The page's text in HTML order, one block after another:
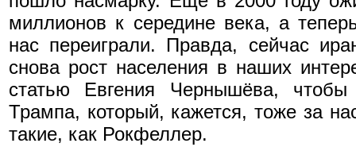
миллионов к середине века, а
нас переиграли. Правда, сейчас
снова рост населения в наших
статью Евгения Чернышёва,
Трампа, который, кажется, тоже за
такие, как Рокфеллер.